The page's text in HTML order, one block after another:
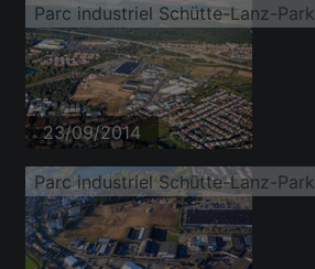
Parc industriel Schütte-Lanz-Park
23/09/2014
Parc industriel Schütte-Lanz-Park